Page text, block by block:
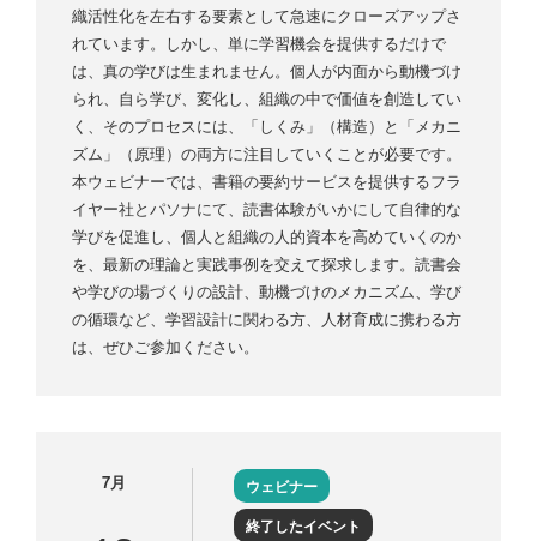
織活性化を左右する要素として急速にクローズアップさ
れています。しかし、単に学習機会を提供するだけで
は、真の学びは生まれません。個人が内面から動機づけ
られ、自ら学び、変化し、組織の中で価値を創造してい
く、そのプロセスには、「しくみ」（構造）と「メカニ
ズム」（原理）の両方に注目していくことが必要です。
本ウェビナーでは、書籍の要約サービスを提供するフラ
イヤー社とパソナにて、読書体験がいかにして自律的な
学びを促進し、個人と組織の人的資本を高めていくのか
を、最新の理論と実践事例を交えて探求します。読書会
や学びの場づくりの設計、動機づけのメカニズム、学び
の循環など、学習設計に関わる方、人材育成に携わる方
は、ぜひご参加ください。
7月
ウェビナー
終了したイベント